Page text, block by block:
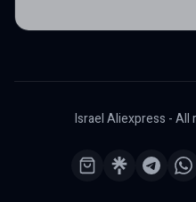
Israel Aliexpress - All